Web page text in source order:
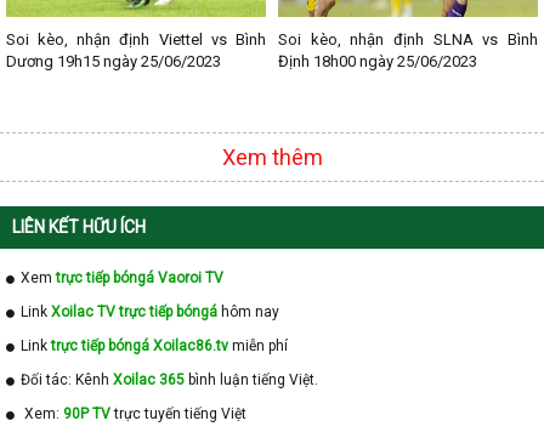
Soi kèo, nhận định Viettel vs Bình
Dương 19h15 ngày 25/06/2023
Soi kèo, nhận định SLNA vs Bình
Định 18h00 ngày 25/06/2023
Xem thêm
LIÊN KẾT HỮU ÍCH
Xemtrực tiếp bóngá Vaoroi TV
Link Xoilac TV trực tiếp bóngá hôm nay
Linktrực tiếp bóngá Xoilac86.tv miễn phí
Đối tác: Kênh Xoilac 365 bình luận tiếng Việt.
Xem: 90P TVtrực tuyến tiếng Việt